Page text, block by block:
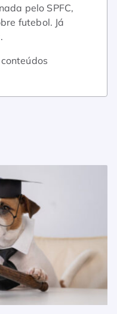
pelo SPFC,
futebol. Já
conteúdos